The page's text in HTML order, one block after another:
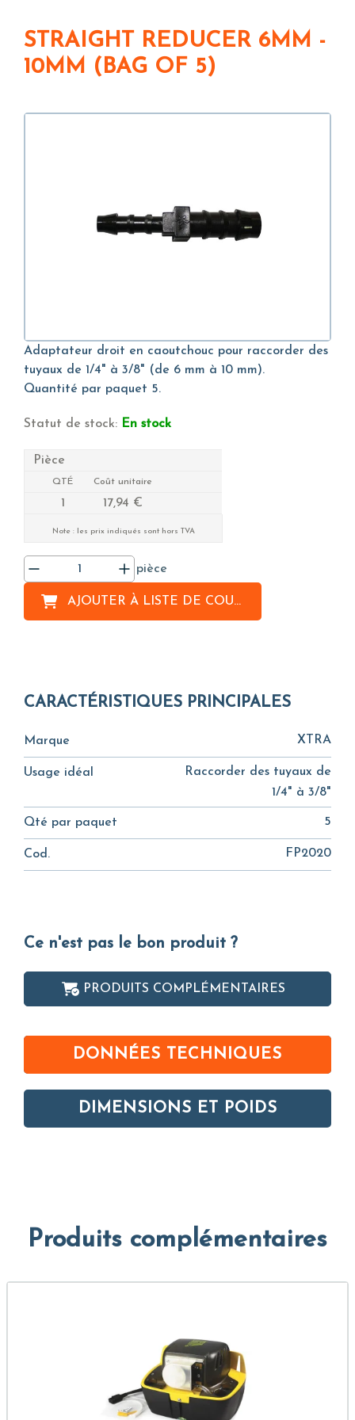
STRAIGHT REDUCER 6MM -
10MM (BAG OF 5)
Adaptateur droit en caoutchouc pour raccorder des
tuyaux de 1/4" à 3/8" (de 6 mm à 10 mm).
Quantité par paquet 5.
Statut de stock: En stock
Pièce
QTÉ Coût unitaire
1 17,94 €
Note : les prix indiqués sont hors TVA
pièce
AJOUTER ÀLISTE DE COURSES
CARACTÉRISTIQUES PRINCIPALES
Marque XTRA
Usage idéal
Raccorder des tuyaux de
1/4" à 3/8"
Qté par paquet 5
Cod. FP2020
Ce n'est pas le bon produit ?
PRODUITS COMPLÉMENTAIRES
DONNÉES TECHNIQUES
DIMENSIONS ET POIDS
Produits complémentaires